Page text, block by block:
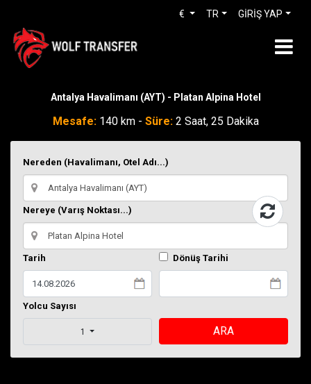
GİRİŞ YAP
TR
€
Antalya Havalimanı (AYT) - Platan Alpina Hotel
Mesafe:140 km - Süre:2 Saat, 25 Dakika
Nereden (Havalimanı, Otel Adı...)
Nereye (Varış Noktası...)
Tarih Dönüş Tarihi
Yolcu Sayısı
1 ARA